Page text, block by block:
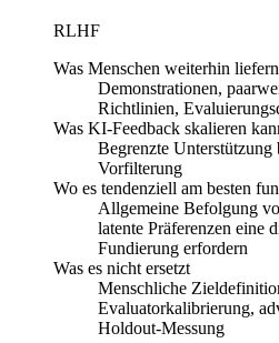
RLHF
Was Menschen weiterhin liefern
Demonstrationen,
Richtlinien,
Was KI-Feedback skalieren
Begrenzte Unterstützung
Vorfilterung
Wo es tendenziell am besten
Allgemeine Befolgung
latente Präferenzen eine
Fundierung erfordern
Was es nicht ersetzt
Menschliche
Evaluatorkalibrierung,
Holdout-Messung